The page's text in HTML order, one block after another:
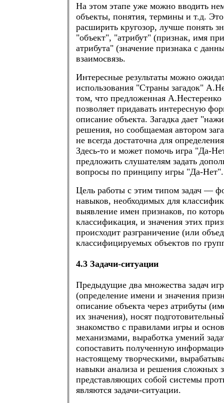
На этом этапе уже можно вводить
объекты, понятия, термины и т.д. Это
расширить кругозор, лучше понять
"объект", "атрибут" (признак, имя
атрибута" (значение признака с
взаимосвязь.
Интересные результаты можно
использования "Страны загадок"
том, что предложенная А.Нестеренко
позволяет придавать интересную
описание объекта. Загадка дает
решения, но сообщаемая автором
не всегда достаточна для
Здесь-то и может помочь игра "Да-
предложить слушателям задать
вопросы по принципу игры "Да-Нет".
Цель работы с этим типом задач —
навыков, необходимых для
выявление имен признаков, по
классификация, и значения этих
происходит разграничение (или
классифицируемых объектов по
4.3 Задачи-ситуации
Предыдущие два множества задач
(определение имени и значения
описание объекта через атрибуты
их значения), носят
знакомство с правилами игры и
механизмами, выработка умений
сопоставить полученную
настоящему творческими,
навыки анализа и решения сложных
представляющих собой системы
являются задачи-ситуации.